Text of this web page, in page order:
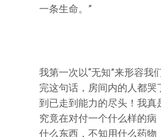
一条生命。”
我第一次以“无知”来形容我
完这句话，房间内的人都哭
到已走到能力的尽头！我真
究竟在对付一个什么样的病
什么东西，不知用什么药物